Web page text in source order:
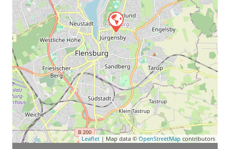
Leaflet | Map data ©OpenStreetMap contributors